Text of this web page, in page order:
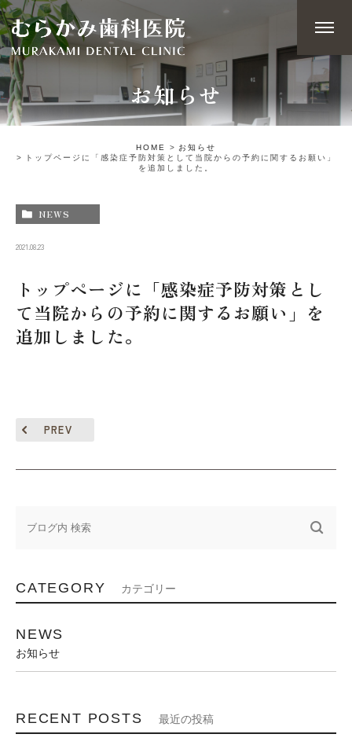
お知らせ
HOME
お知らせ
トップページに「感染症予防対策として当院からの予約に関するお願い」
を追加しました。
NEWS
2021.08.23
トップページに「感染症予防対策とし
て当院からの予約に関するお願い」を
追加しました。
PREV
CATEGORY カテゴリー
NEWS
お知らせ
RECENT POSTS 最近の投稿